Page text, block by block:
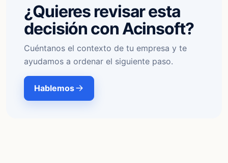
¿Quieres revisar esta
decisión con Acinsoft?
Cuéntanos el contexto de tu empresa y te
ayudamos a ordenar el siguiente paso.
Hablemos